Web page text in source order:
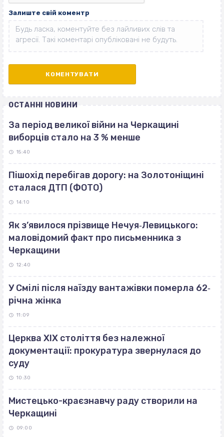
Залиште свій коментр
ОСТАННІ НОВИНИ
За період великої війни на Черкащині
виборців стало на 3 % менше
15:40
Пішохід перебігав дорогу: на Золотоніщині
сталася ДТП (ФОТО)
14:10
Як з’явилося прізвище Нечуя‐Левицького:
маловідомий факт про письменника з
Черкащини
12:40
У Смілі після наїзду вантажівки померла 62‐
річна жінка
11:09
Церква ХІХ століття без належної
документації: прокуратура звернулася до
суду
10:30
Мистецько-краєзнавчу раду створили на
Черкащині
09:00